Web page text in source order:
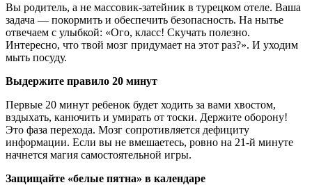
Вы родитель, а не массовик-затейник в турецком отеле. Ваша
задача — покормить и обеспечить безопасность. На нытье
отвечаем с улыбкой: «Ого, класс! Скучать полезно.
Интересно, что твой мозг придумает на этот раз?». И уходим
мыть посуду.
Выдержите правило 20 минут
Первые 20 минут ребенок будет ходить за вами хвостом,
вздыхать, канючить и умирать от тоски. Держите оборону!
Это фаза перехода. Мозг сопротивляется дефициту
информации. Если вы не вмешаетесь, ровно на 21-й минуте
начнется магия самостоятельной игры.
Защищайте «белые пятна» в календаре